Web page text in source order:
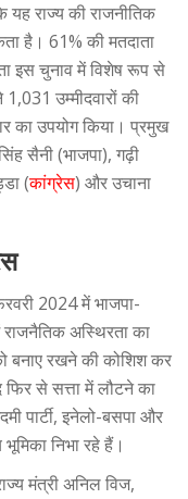
यह राज्य की राजनीतिक
है। 61% की मतदाता
इस चुनाव में विशेष रूप से
उम्मीदवारों की
का उपयोग किया। प्रमुख
सैनी (भाजपा), गढ़ी
(कांग्रेस) और उचाना
2024 में भाजपा-
अस्थिरता का
बनाए रखने की कोशिश कर
से सत्ता में लौटने का
पार्टी, इनेलो-बसपा और
निभा रहे हैं।
मंत्री अनिल विज,